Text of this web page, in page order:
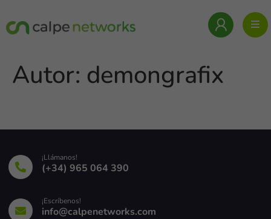
Autor: demongrafix
¡Llámanos!
(+34) 965 064 390
¡Escríbenos!
info@calpenetworks.com